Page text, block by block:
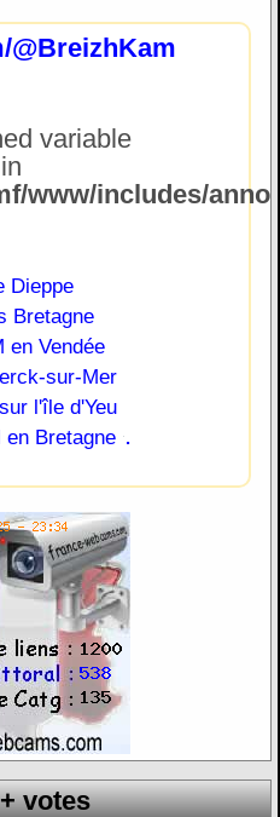
@BreizhKam
variable
www/includes/
Dieppe
Bretagne
en Vendée
sur-Mer
l'île d'Yeu
en Bretagne .
votes